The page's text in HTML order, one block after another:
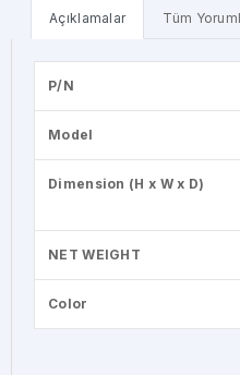
Açıklamalar Tüm
P/N
Model
Dimension (H x W x D)
NET WEIGHT
Color